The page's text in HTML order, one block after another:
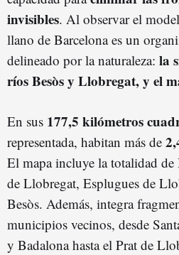
invisibles. Al observar el
llano de Barcelona es un
delineado por la naturaleza: la
ríos Besòs y Llobregat, y el
En sus 177,5 kilómetros
representada, habitan más de
El mapa incluye la totalidad de
de Llobregat, Esplugues de
Besòs. Además, integra
municipios vecinos, desde
y Badalona hasta el Prat de